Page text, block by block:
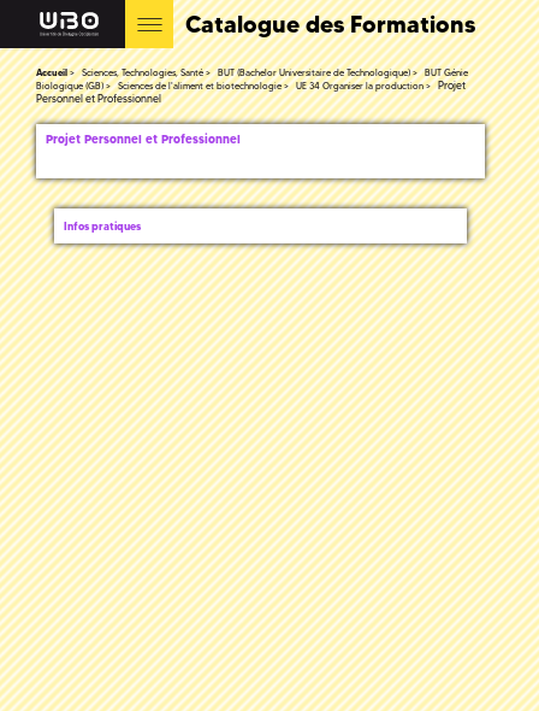
Catalogue des Formations
Accueil Sciences, Technologies, Santé BUT (Bachelor Universitaire de Technologique)
BUT Génie
Biologique (GB)
Sciences de l'aliment et biotechnologie UE 34 Organiser la production
Projet
Personnel et Professionnel
Projet Personnel et Professionnel
Infos pratiques